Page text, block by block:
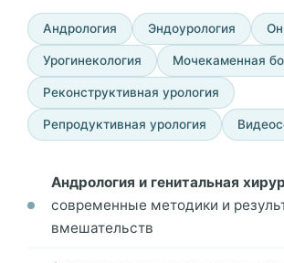
Андрология Эндоурология
Урогинекология Мочекаменная
Реконструктивная урология
Репродуктивная урология
Андрология и генитальная
современные методики и
вмешательств